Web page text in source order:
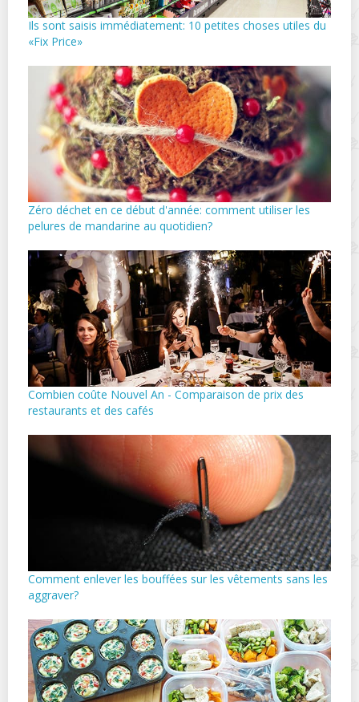
Ils sont saisis immédiatement: 10 petites choses utiles du
«Fix Price»
Zéro déchet en ce début d'année: comment utiliser les
pelures de mandarine au quotidien?
Combien coûte Nouvel An - Comparaison de prix des
restaurants et des cafés
Comment enlever les bouffées sur les vêtements sans les
aggraver?